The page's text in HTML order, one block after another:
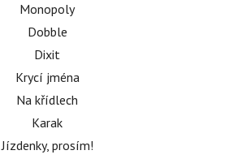
Monopoly
Dobble
Dixit
Krycí jména
Na křídlech
Karak
Jízdenky, prosím!